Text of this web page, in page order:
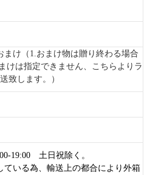
まけ（1.おまけ物は贈り終わる場合
けは指定できません、こちらよりラ
致します。）
19:00 土日祝除く。
いる為、輸送上の都合により外箱